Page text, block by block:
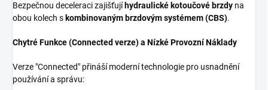
Bezpečnou deceleraci zajišťují hydraulické kotoučové brzdy na
obou kolech s kombinovaným brzdovým systémem (CBS).
Chytré Funkce (Connected verze) a Nízké Provozní Náklady
Verze "Connected" přináší moderní technologie pro usnadnění
používání a správu: